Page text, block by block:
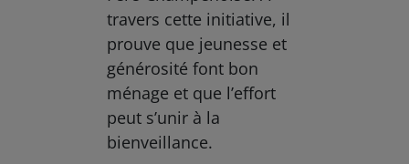
travers cette initiative, il
prouve que jeunesse et
générosité font bon
ménage et que l’effort
peut s’unir à la
bienveillance.